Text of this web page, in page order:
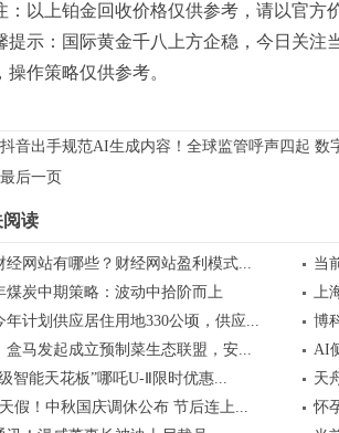
：以上铂金回收价格仅供参考，请以官方
提示：国际黄金千八上方企稳，今日关注
操作策略仅供参考。
抖音出手规范AI生成内容！全球监管呼声四起 数
最后一页
读
经网站有哪些？财经网站盈利模式...
当
煤炭中期策略：波动中拾阶而上
上
年计划供应居住用地330公顷，供应...
博
盒马发起成立预制菜生态联盟，安...
AI
智能天花板”哪吒U-Ⅱ限时优惠...
天
假！中秋国庆调休公布 节后连上...
怀